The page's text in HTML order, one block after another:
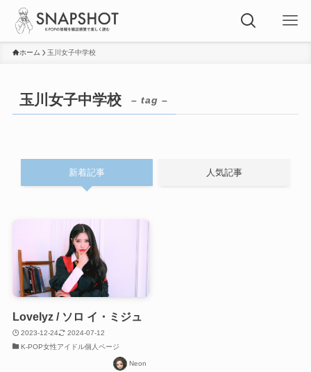
ホーム 玉川女子中学校
玉川女子中学校 – tag –
新着記事 人気記事
Lovelyz / ソロ イ・ミジュ
2023-12-24
2024-07-12
K-POP女性アイドル個人ページ
Neon